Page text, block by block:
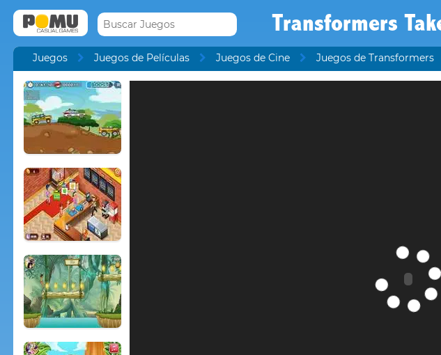
Transformers
Juegos Juegos de Películas Juegos de Cine Juegos de Transformers